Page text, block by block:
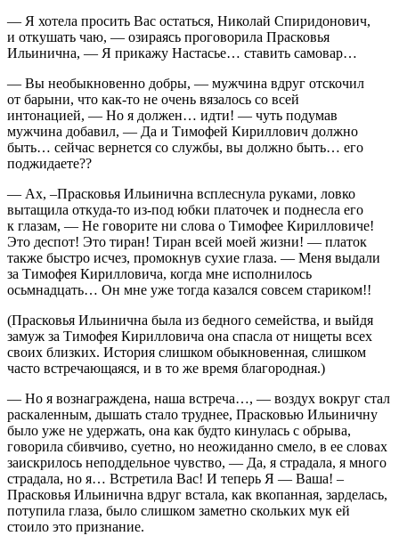
— Я хотела просить Вас остаться, Николай Спиридонович,
и откушать чаю, — озираясь проговорила Прасковья
Ильинична, — Я прикажу Настасье… ставить самовар…
— Вы необыкновенно добры, — мужчина вдруг отскочил
от барыни, что как-то не очень вязалось со всей
интонацией, — Но я должен… идти! — чуть подумав
мужчина добавил, — Да и Тимофей Кириллович должно
быть… сейчас вернется со службы, вы должно быть… его
поджидаете??
— Ах, –Прасковья Ильинична всплеснула руками, ловко
вытащила откуда-то из-под юбки платочек и поднесла его
к глазам, — Не говорите ни слова о Тимофее Кирилловиче!
Это деспот! Это тиран! Тиран всей моей жизни! — платок
также быстро исчез, промокнув сухие глаза. — Меня выдали
за Тимофея Кирилловича, когда мне исполнилось
осьмнадцать… Он мне уже тогда казался совсем стариком!!
(Прасковья Ильинична была из бедного семейства, и выйдя
замуж за Тимофея Кирилловича она спасла от нищеты всех
своих близких. История слишком обыкновенная, слишком
часто встречающаяся, и в то же время благородная.)
— Но я вознаграждена, наша встреча…, — воздух вокруг стал
раскаленным, дышать стало труднее, Прасковью Ильиничну
было уже не удержать, она как будто кинулась с обрыва,
говорила сбивчиво, суетно, но неожиданно смело, в ее словах
заискрилось неподдельное чувство, — Да, я страдала, я много
страдала, но я… Встретила Вас! И теперь Я — Ваша! –
Прасковья Ильинична вдруг встала, как вкопанная, зарделась,
потупила глаза, было слишком заметно скольких мук ей
стоило это признание.